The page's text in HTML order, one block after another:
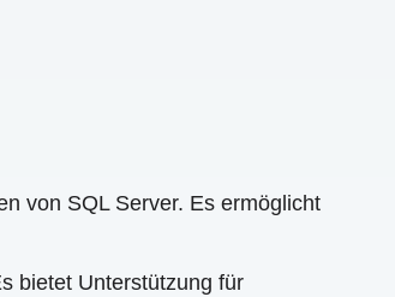
von SQL Server. Es ermöglicht
bietet Unterstützung für